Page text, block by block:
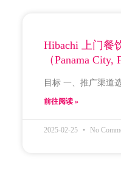
Hibachi 上门餐
（Panama City,
目标 一、推广渠道
前往阅读 »
2025-02-25 No